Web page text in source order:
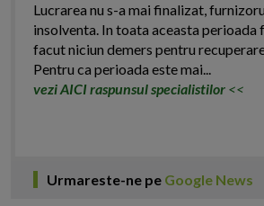
Lucrarea nu s-a mai finalizat,
insolventa. In toata aceasta perioada
facut niciun demers pentru
Pentru ca perioada este mai...
vezi AICI raspunsul specialistilor <<
Urmareste-ne pe Google News